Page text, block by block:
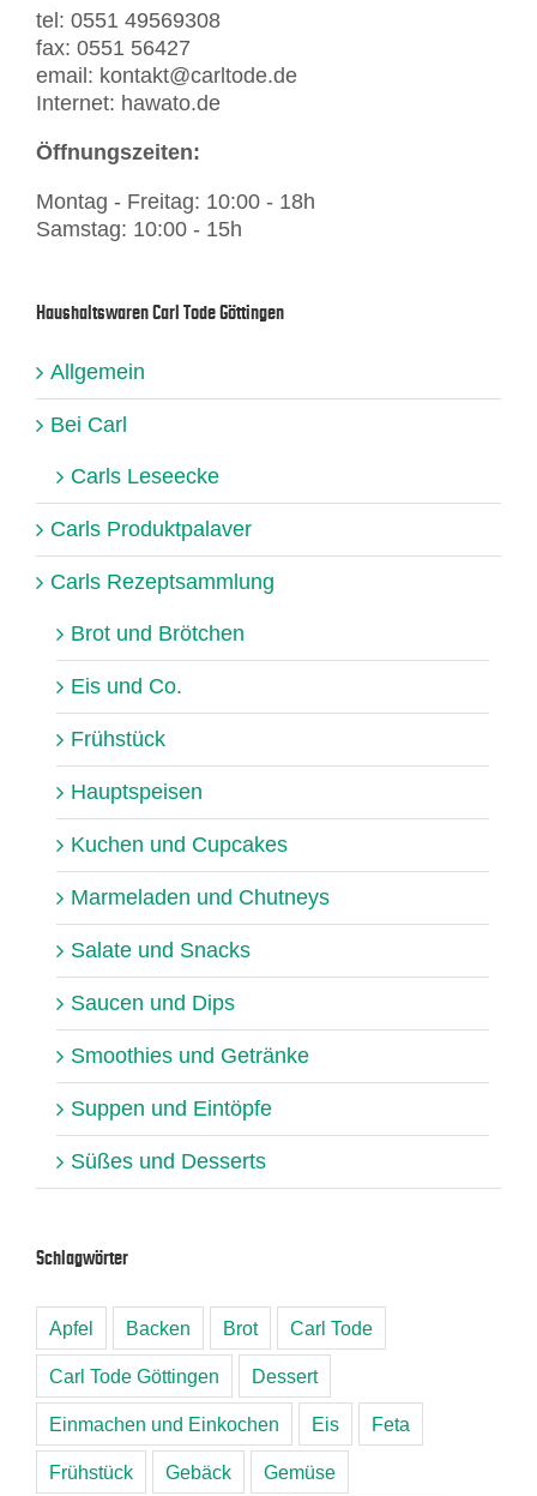
tel: 0551 49569308
fax: 0551 56427
email: kontakt@carltode.de
Internet: hawato.de
Öffnungszeiten:
Montag - Freitag: 10:00 - 18h
Samstag: 10:00 - 15h
Haushaltswaren Carl Tode Göttingen
Allgemein
Bei Carl
Carls Leseecke
Carls Produktpalaver
Carls Rezeptsammlung
Brot und Brötchen
Eis und Co.
Frühstück
Hauptspeisen
Kuchen und Cupcakes
Marmeladen und Chutneys
Salate und Snacks
Saucen und Dips
Smoothies und Getränke
Suppen und Eintöpfe
Süßes und Desserts
Schlagwörter
Apfel Backen Brot Carl Tode
Carl Tode Göttingen Dessert
Einmachen und Einkochen Eis Feta
Frühstück Gebäck Gemüse